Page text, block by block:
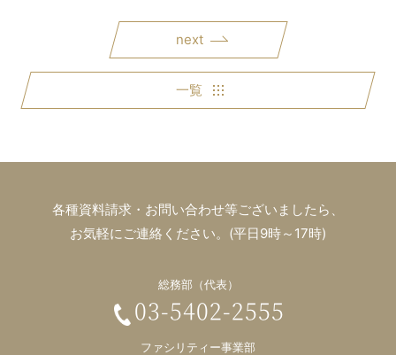
next
一覧
各種資料請求・お問い合わせ等ございましたら、
お気軽にご連絡ください。(平日9時～17時)
総務部（代表）
03-5402-2555
ファシリティー事業部